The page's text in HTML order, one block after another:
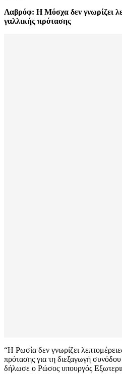
Λαβρόφ: Η Μόσχα δεν γνωρίζει
γαλλικής πρότασης
“Η Ρωσία δεν γνωρίζει
πρότασης για τη διεξαγωγή
δήλωσε ο Ρώσος υπουργός